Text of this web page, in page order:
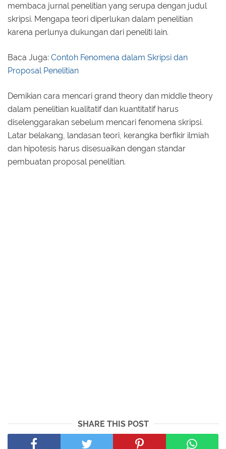
membaca jurnal penelitian yang serupa dengan judul
skripsi. Mengapa teori diperlukan dalam penelitian
karena perlunya dukungan dari peneliti lain.
Baca Juga: Contoh Fenomena dalam Skripsi dan
Proposal Penelitian
Demikian cara mencari grand theory dan middle theory
dalam penelitian kualitatif dan kuantitatif harus
diselenggarakan sebelum mencari fenomena skripsi.
Latar belakang, landasan teori, kerangka berfikir ilmiah
dan hipotesis harus disesuaikan dengan standar
pembuatan proposal penelitian.
SHARE THIS POST